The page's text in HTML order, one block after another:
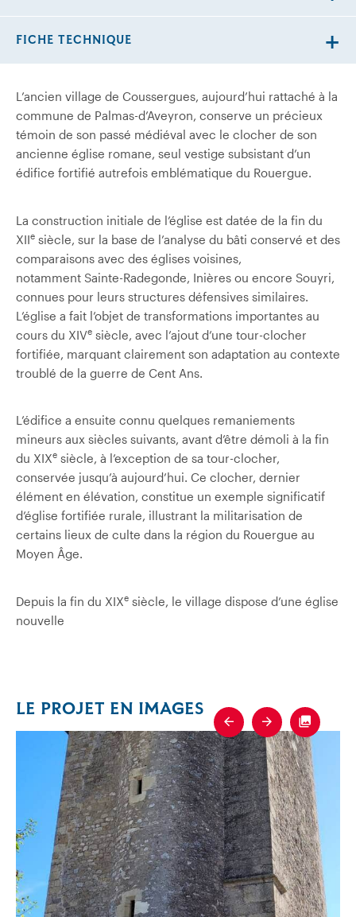
L’ancien village de Coussergues, aujourd’hui rattaché à la
commune de Palmas-d’Aveyron, conserve un précieux
témoin de son passé médiéval avec le clocher de son
ancienne église romane, seul vestige subsistant d’un
édifice fortifié autrefois emblématique du Rouergue.
La construction initiale de l’église est datée de la fin du
XIIe siècle, sur la base de l’analyse du bâti conservé et des
comparaisons avec des églises voisines,
notamment Sainte-Radegonde, Inières ou encore Souyri,
connues pour leurs structures défensives similaires.
L’église a fait l’objet de transformations importantes au
cours du XIVe siècle, avec l’ajout d’une tour-clocher
fortifiée, marquant clairement son adaptation au contexte
troublé de la guerre de Cent Ans.
L’édifice a ensuite connu quelques remaniements
mineurs aux siècles suivants, avant d’être démoli à la fin
du XIXe siècle, à l’exception de sa tour-clocher,
conservée jusqu’à aujourd’hui. Ce clocher, dernier
élément en élévation, constitue un exemple significatif
d’église fortifiée rurale, illustrant la militarisation de
certains lieux de culte dans la région du Rouergue au
Moyen Âge.
Depuis la fin du XIXe siècle, le village dispose d’une église
nouvelle
FICHE TECHNIQUE
LE PROJET EN IMAGES
Previous
Next